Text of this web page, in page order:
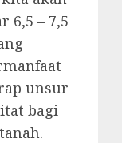
6,5 – 7,5
unsur
bagi